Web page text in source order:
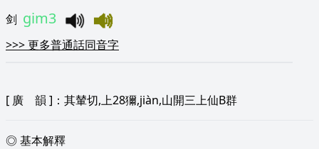
剑 gim3
>>>更多普通話同音字
[ 廣 韻 ]：其輦切,上28獮,jiàn,山開三上仙B群
◎ 基本解釋